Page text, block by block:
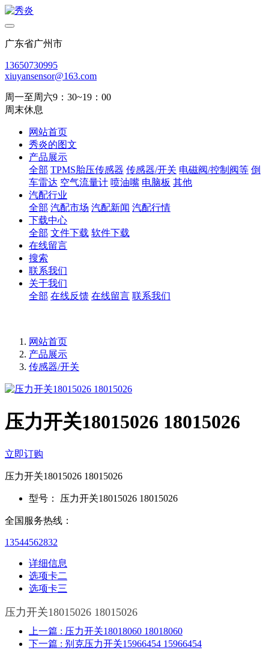
广东省广州市
13650730995
xiuyansensor@163.com
周一至周六9：30~19：00
周末休息
网站首页
秀炎的图文
产品展示
全部 TPMS胎压传感器 传感器/开关 电磁阀/控制阀等 倒
车雷达 空气流量计 喷油嘴 电脑板 其他
汽配行业
全部 汽配市场 汽配新闻 汽配行情
下载中心
全部 文件下载 软件下载
在线留言
搜索
联系我们
关于我们
全部 在线反馈 在线留言 联系我们
网站首页
产品展示
传感器/开关
压力开关18015026 18015026
立即订购
压力开关18015026 18015026
型号： 压力开关18015026 18015026
全国服务热线：
13544562832
详细信息
选项卡二
选项卡三
压力开关18015026 18015026
上一篇 : 压力开关18018060 18018060
下一篇 : 别克压力开关15966454 15966454